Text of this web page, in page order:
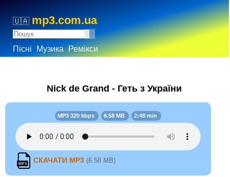
🇺🇦 mp3.com.ua
Пісні Музика Ремікси
Nick de Grand - Геть з України
MP3 320 kbps 6.58 MB 2:48 min
СКАЧАТИ MP3 (6.58 MB)